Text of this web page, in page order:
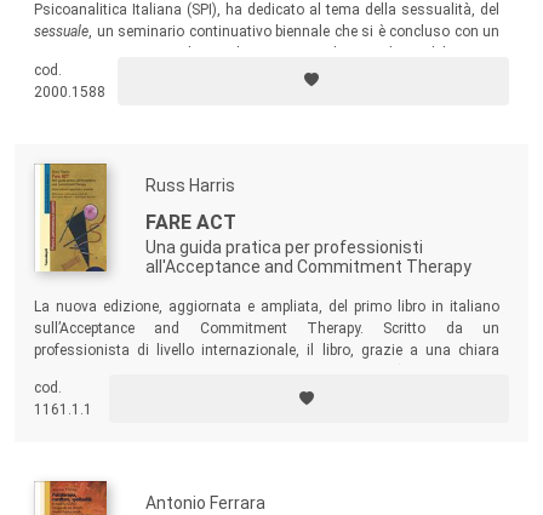
Psicoanalitica Italiana (SPI), ha dedicato al tema della sessualità, del
sessuale, un seminario continuativo biennale che si è concluso con un
Napoletano di Psicoanalisi, raccoglie alcuni dei lavori presentati
durante le serate scientifiche del CNP.
cod.
2000.1588
Russ Harris
FARE ACT
Una guida pratica per professionisti
all'Acceptance and Commitment Therapy
La nuova edizione, aggiornata e ampliata, del primo libro in italiano
sull’Acceptance and Commitment Therapy. Scritto da un
professionista di livello internazionale, il libro, grazie a una chiara
gamma di indicazioni e strategie per la pratica clinica), è lo strumento
essenziale per imparare a “FARE ACT”.
cod.
1161.1.1
Antonio Ferrara